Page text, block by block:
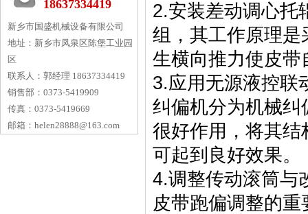
18637334419
新乡市国盛机械设备有限公司
地址： 新乡市凤泉区陈堡工业园
区
联系人： 郭经理 18637334419
销售部： 0373-5419909
传真： 0373-5419669
邮箱： helen28888@163.com
2.安装差动调心托
组，其工作原理
生横向推力使皮
3.应用无源液控联
纠偏机分为机械
很好作用，将其
可起到良好效果。
4.调整传动滚筒与
皮带跑偏调整的